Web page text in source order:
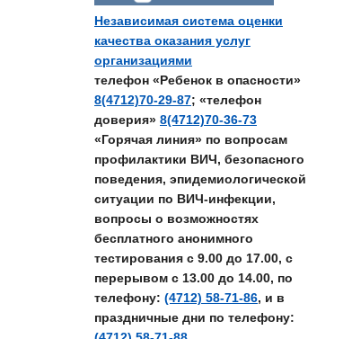
Независимая система оценки
качества оказания услуг
организациями
телефон «Ребенок в опасности»
8(4712)70-29-87; «телефон
доверия» 8(4712)70-36-73
«Горячая линия» по вопросам
профилактики ВИЧ, безопасного
поведения, эпидемиологической
ситуации по ВИЧ-инфекции,
вопросы о возможностях
бесплатного анонимного
тестирования с 9.00 до 17.00, с
перерывом с 13.00 до 14.00, по
телефону: (4712) 58-71-86, и в
праздничные дни по телефону: